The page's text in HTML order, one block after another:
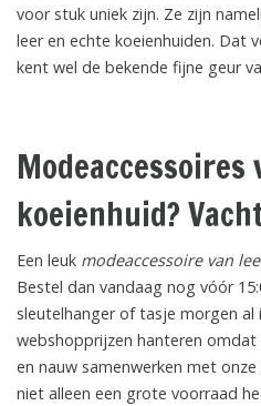
voor stuk uniek zijn. Ze zijn
leer en echte koeienhuiden. Dat
kent wel de bekende fijne geur
Modeaccessoires
koeienhuid?
Een leuk modeaccessoire van
Bestel dan vandaag nog vóór
sleutelhanger of tasje morgen al
webshopprijzen hanteren
en nauw samenwerken met
niet alleen een grote voorraad